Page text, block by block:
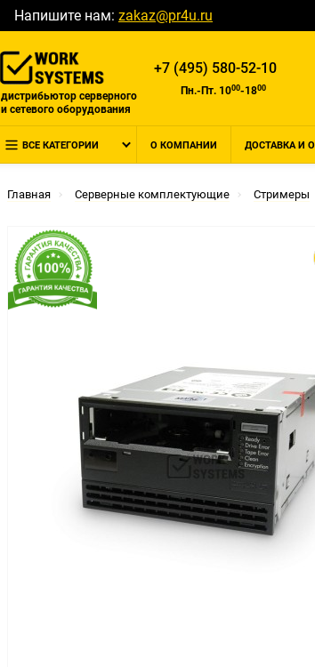
Напишите нам: zakaz@pr4u.ru
дистрибьютор серверного
и сетевого оборудования
+7 (495) 580-52-10
Пн.-Пт. 1000-1800
ВСЕ КАТЕГОРИИ О КОМПАНИИ ДОСТАВКА И
Главная Серверные комплектующие Стримеры